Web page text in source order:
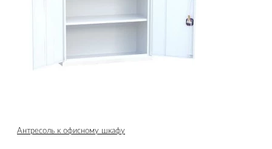
Антресоль к офисному шкафу